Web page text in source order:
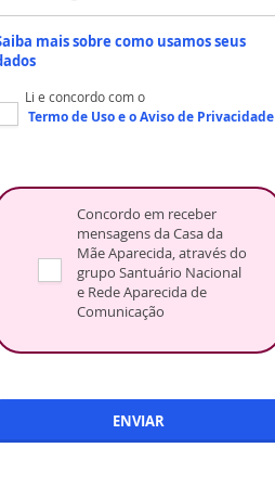
mais sobre como usamos seus
Li e concordo com o
Termo de Usoe oAviso de Privacidade
Concordo em receber
mensagens da Casa da
Mãe Aparecida, através do
grupo Santuário Nacional
e Rede Aparecida de
Comunicação
ENVIAR